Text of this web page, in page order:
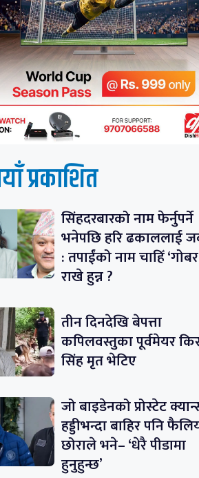
प्रकाशित
सिंहदरबारको नाम फेर्नुपर्ने
भनेपछि हरि ढकाललाई
: तपाईंको नाम चाहिँ
राखे हुन्न ?
तीन दिनदेखि बेपत्ता
कपिलवस्तुका पूर्वमेयर
सिंह मृत भेटिए
जो बाइडेनको प्रोस्टेट
हड्डीभन्दा बाहिर पनि
छोराले भने– ‘धेरै पीडामा
हुनुहुन्छ’